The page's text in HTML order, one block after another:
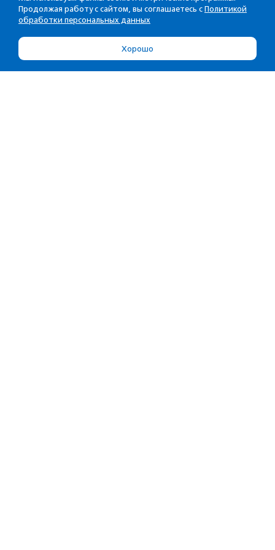
Продолжая работу с сайтом, вы соглашаетесь с Политикой
обработки персональных данных
Хорошо